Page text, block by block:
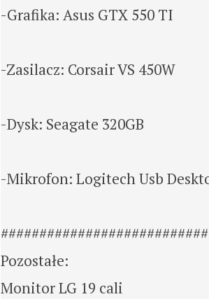
-Grafika: Asus GTX 550 TI
-Zasilacz: Corsair VS 450W
-Dysk: Seagate 320GB
-Mikrofon: Logitech Usb
###########################
Pozostałe:
Monitor LG 19 cali